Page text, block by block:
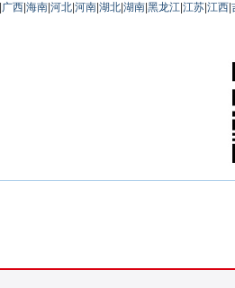
广西 海南 河北 河南 湖北 湖南 黑龙江 江苏 江西